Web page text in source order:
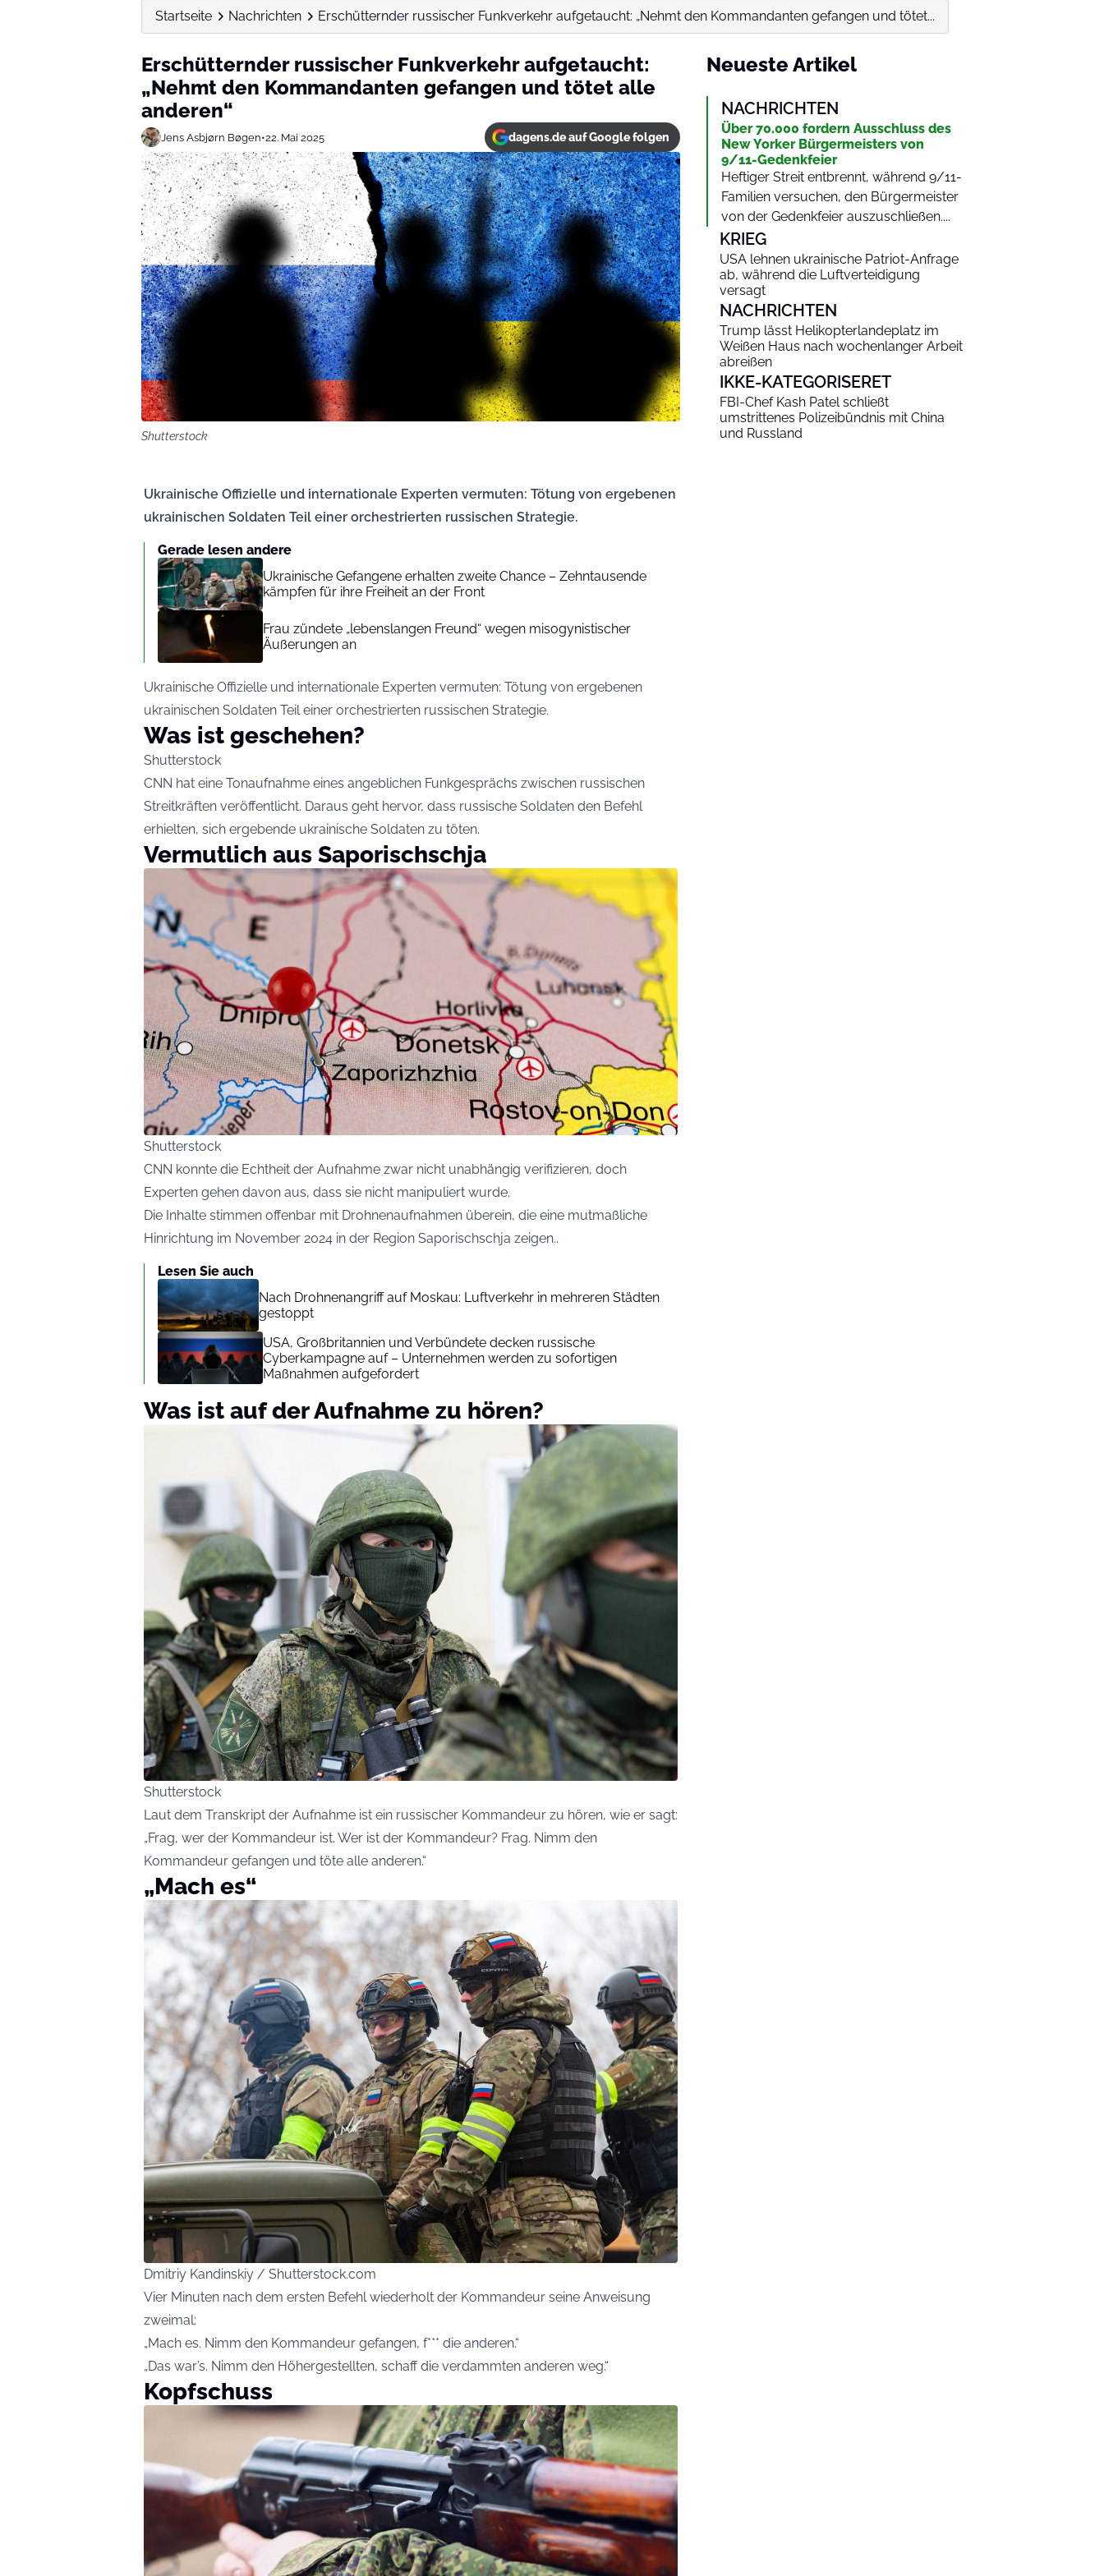
Startseite Nachrichten Erschütternder russischer Funkverkehr aufgetaucht: „Nehmt den Kommandanten gefangen und tötet...
Erschütternder russischer Funkverkehr aufgetaucht:
„Nehmt den Kommandanten gefangen und tötet alle
anderen“
Jens Asbjørn Bøgen•22. Mai 2025 dagens.de auf Google folgen
Shutterstock
Ukrainische Offizielle und internationale Experten vermuten: Tötung von ergebenen
ukrainischen Soldaten Teil einer orchestrierten russischen Strategie.
Gerade lesen andere
Ukrainische Gefangene erhalten zweite Chance – Zehntausende
kämpfen für ihre Freiheit an der Front
Frau zündete „lebenslangen Freund“ wegen misogynistischer
Äußerungen an
Ukrainische Offizielle und internationale Experten vermuten: Tötung von ergebenen
ukrainischen Soldaten Teil einer orchestrierten russischen Strategie.
Was ist geschehen?
Shutterstock
CNN hat eine Tonaufnahme eines angeblichen Funkgesprächs zwischen russischen
Streitkräften veröffentlicht. Daraus geht hervor, dass russische Soldaten den Befehl
erhielten, sich ergebende ukrainische Soldaten zu töten.
Vermutlich aus Saporischschja
Shutterstock
CNN konnte die Echtheit der Aufnahme zwar nicht unabhängig verifizieren, doch
Experten gehen davon aus, dass sie nicht manipuliert wurde.
Die Inhalte stimmen offenbar mit Drohnenaufnahmen überein, die eine mutmaßliche
Hinrichtung im November 2024 in der Region Saporischschja zeigen..
Lesen Sie auch
Nach Drohnenangriff auf Moskau: Luftverkehr in mehreren Städten
gestoppt
USA, Großbritannien und Verbündete decken russische
Cyberkampagne auf – Unternehmen werden zu sofortigen
Maßnahmen aufgefordert
Was ist auf der Aufnahme zu hören?
Shutterstock
Laut dem Transkript der Aufnahme ist ein russischer Kommandeur zu hören, wie er sagt:
„Frag, wer der Kommandeur ist. Wer ist der Kommandeur? Frag. Nimm den
Kommandeur gefangen und töte alle anderen.“
„Mach es“
Dmitriy Kandinskiy / Shutterstock.com
Vier Minuten nach dem ersten Befehl wiederholt der Kommandeur seine Anweisung
zweimal:
„Mach es. Nimm den Kommandeur gefangen, f*** die anderen.“
„Das war’s. Nimm den Höhergestellten, schaff die verdammten anderen weg.“
Kopfschuss
Neueste Artikel
NACHRICHTEN
Über 70.000 fordern Ausschluss des
New Yorker Bürgermeisters von
9/11-Gedenkfeier
Heftiger Streit entbrennt, während 9/11-
Familien versuchen, den Bürgermeister
von der Gedenkfeier auszuschließen....
KRIEG
USA lehnen ukrainische Patriot-Anfrage
ab, während die Luftverteidigung
versagt
NACHRICHTEN
Trump lässt Helikopterlandeplatz im
Weißen Haus nach wochenlanger Arbeit
abreißen
IKKE-KATEGORISERET
FBI-Chef Kash Patel schließt
umstrittenes Polizeibündnis mit China
und Russland